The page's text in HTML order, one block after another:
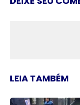
LEIA TAMBÉM